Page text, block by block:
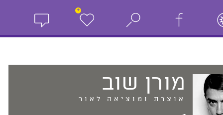
+
מורן שוב
אוצרת ומוציאה לאור